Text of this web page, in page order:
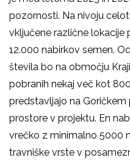
pozornosti. Na nivoju
vključene različne lokacije
12.000 nabirkov semen.
števila bo na območju
pobranih nekaj več kot
predstavljajo na Goričkem
prostore v projektu. En
vrečko z minimalno 5000
travniške vrste v